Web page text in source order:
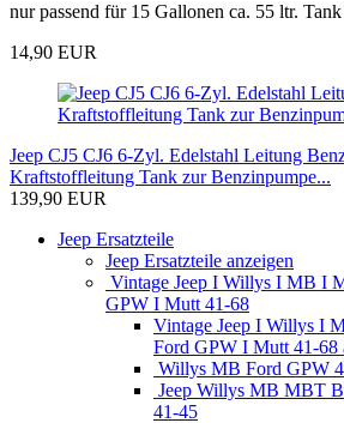
nur passend für 15 Gallonen ca. 55 ltr. Tank
14,90 EUR
Jeep CJ5 CJ6 6-Zyl. Edelstahl Leitung
Kraftstoffleitung Tank zur Benzinpumpe...
139,90 EUR
Jeep Ersatzteile
Jeep Ersatzteile anzeigen
Vintage Jeep I Willys I MB I
GPW I Mutt 41-68
Vintage Jeep I Willys I
Ford GPW I Mutt 41-68
Willys MB Ford GPW
Jeep Willys MB MBT
41-45